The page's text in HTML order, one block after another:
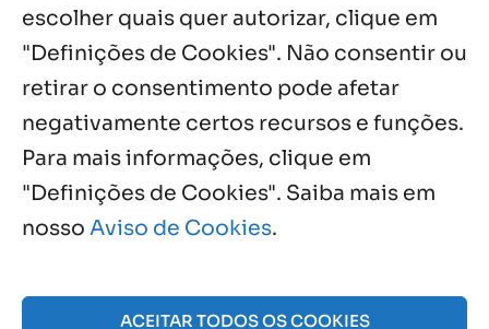
escolher quais quer autorizar, clique em
"Definições de Cookies". Não consentir ou
retirar o consentimento pode afetar
negativamente certos recursos e funções.
Para mais informações, clique em
"Definições de Cookies". Saiba mais em
nosso Aviso de Cookies.
ACEITAR TODOS OS COOKIES
Agosto, 2026